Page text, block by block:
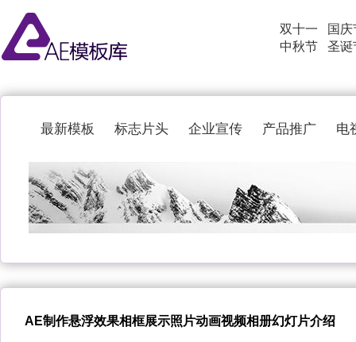
双十一
中秋节
国庆
圣诞
最新模板 标志片头 企业宣传 产品推广 电
AE制作悬浮效果相框展示照片动画视频相册幻灯片介绍